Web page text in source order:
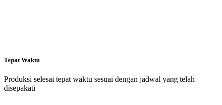
Tepat Waktu
Produksi selesai tepat waktu sesuai dengan jadwal yang telah
disepakati